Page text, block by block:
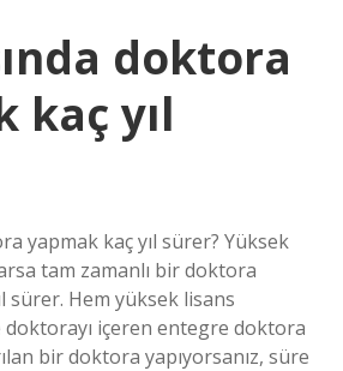
doktora
kaç yıl
yapmak kaç yıl sürer? Yüksek
tam zamanlı bir doktora
sürer. Hem yüksek lisans
doktorayı içeren entegre doktora
bir doktora yapıyorsanız, süre